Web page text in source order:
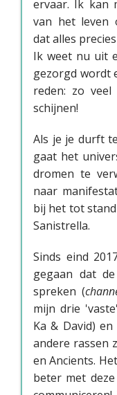
ervaar. Ik kan
van het leven
dat alles
Ik weet nu uit
gezorgd wordt
reden: zo
schijnen!
Als je je durft
gaat het
dromen te
naar
bij het tot
Sanistrella.
Sinds eind
gegaan dat
spreken (
mijn drie
Ka & David)
andere rassen
en Ancients.
beter met